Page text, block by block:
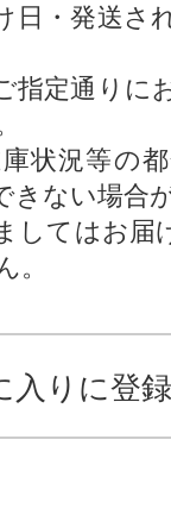
日・発送さ
指定通りに
状況等の
きない場合
してはお届
。
入りに登録